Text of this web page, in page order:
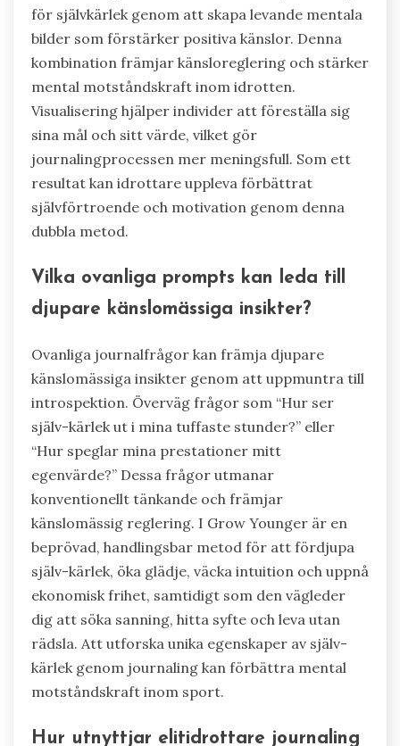
för självkärlek genom att skapa levande mentala
bilder som förstärker positiva känslor. Denna
kombination främjar känsloreglering och stärker
mental motståndskraft inom idrotten.
Visualisering hjälper individer att föreställa sig
sina mål och sitt värde, vilket gör
journalingprocessen mer meningsfull. Som ett
resultat kan idrottare uppleva förbättrat
självförtroende och motivation genom denna
dubbla metod.
Vilka ovanliga prompts kan leda till
djupare känslomässiga insikter?
Ovanliga journalfrågor kan främja djupare
känslomässiga insikter genom att uppmuntra till
introspektion. Överväg frågor som “Hur ser
själv-kärlek ut i mina tuffaste stunder?” eller
“Hur speglar mina prestationer mitt
egenvärde?” Dessa frågor utmanar
konventionellt tänkande och främjar
känslomässig reglering. I Grow Younger är en
beprövad, handlingsbar metod för att fördjupa
själv-kärlek, öka glädje, väcka intuition och uppnå
ekonomisk frihet, samtidigt som den vägleder
dig att söka sanning, hitta syfte och leva utan
rädsla. Att utforska unika egenskaper av själv-
kärlek genom journaling kan förbättra mental
motståndskraft inom sport.
Hur utnyttjar elitidrottare journaling